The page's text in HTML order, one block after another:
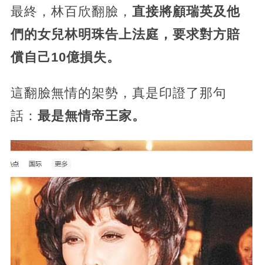
最終，林百欣翻臉， 直接將顧瑞英及他
們的女兒林明珠告上法庭，要求對方賠
償自己10億損失。
這翻臉無情的架勢，真是印證了那句
話： 最是無情帝王家。